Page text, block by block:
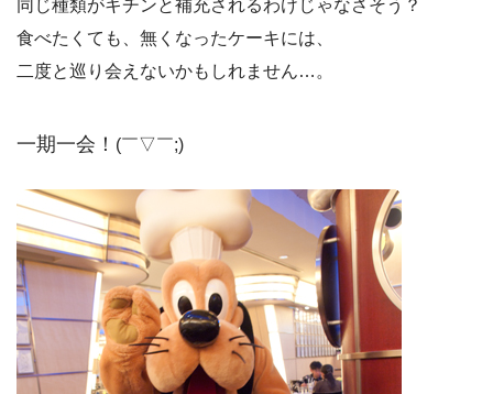
同じ種類がキチンと補充されるわけじゃなさそう？
食べたくても、無くなったケーキには、
二度と巡り会えないかもしれません…。
一期一会！ (￣▽￣;)